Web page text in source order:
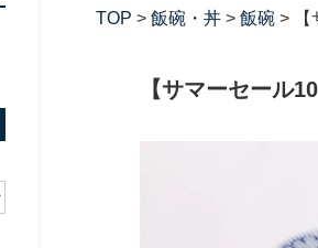
TOP > 飯碗・丼 > 飯碗 >
【サマーセー